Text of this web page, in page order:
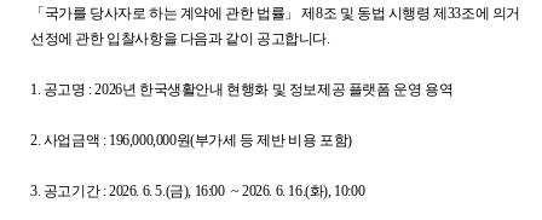
「국가를 당사자로 하는 계약에 관한 법률」 제8조 및 동법 시행령 제33조에 의거 「
선정에 관한 입찰사항을 다음과 같이 공고합니다.
1. 공고명 :2026년 한국생활안내 현행화 및 정보제공 플랫폼 운영 용역
2. 사업금액 : 196,000,000원(부가세 등 제반 비용 포함)
3. 공고기간 : 2026. 6. 5.(금), 16:00 ~ 2026. 6. 16.(화), 10:00